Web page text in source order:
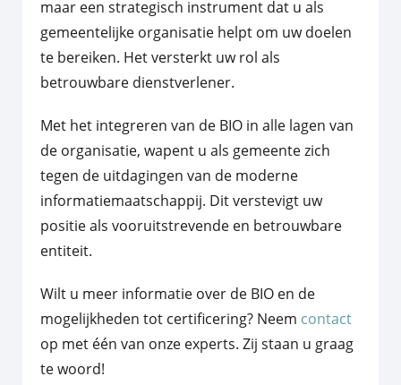
maar een strategisch instrument dat u als
gemeentelijke organisatie helpt om uw doelen
te bereiken. Het versterkt uw rol als
betrouwbare dienstverlener.
Met het integreren van de BIO in alle lagen van
de organisatie, wapent u als gemeente zich
tegen de uitdagingen van de moderne
informatiemaatschappij. Dit verstevigt uw
positie als vooruitstrevende en betrouwbare
entiteit.
Wilt u meer informatie over de BIO en de
mogelijkheden tot certificering? Neem contact
op met één van onze experts. Zij staan u graag
te woord!